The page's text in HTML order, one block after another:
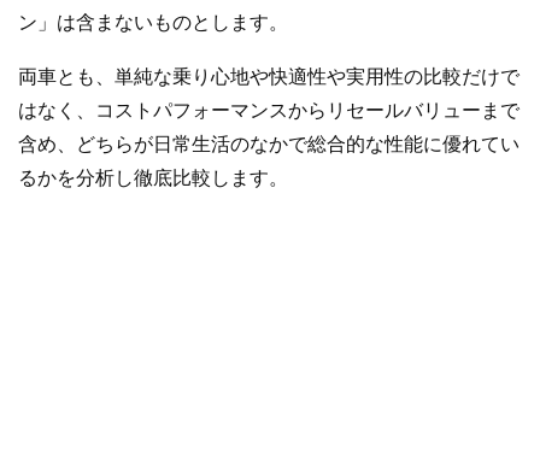
ン」は含まないものとします。
両車とも、単純な乗り心地や快適性や実用性の比較だけで
はなく、コストパフォーマンスからリセールバリューまで
含め、どちらが日常生活のなかで総合的な性能に優れてい
るかを分析し徹底比較します。